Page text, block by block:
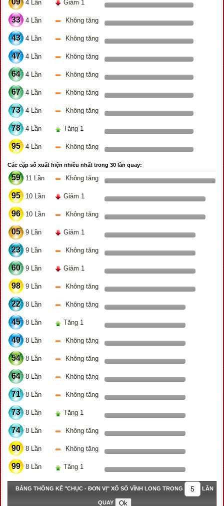
09 4 Lần Giảm 1
33 4 Lần Không tăng
43 4 Lần Không tăng
47 4 Lần Không tăng
64 4 Lần Không tăng
67 4 Lần Không tăng
73 4 Lần Không tăng
78 4 Lần Tăng 1
95 4 Lần Không tăng
Các cặp số xuất hiện nhiều nhất trong 30 lần quay:
59 11 Lần Không tăng
95 10 Lần Giảm 1
96 10 Lần Không tăng
05 9 Lần Giảm 1
23 9 Lần Không tăng
60 9 Lần Giảm 1
98 9 Lần Không tăng
22 8 Lần Không tăng
45 8 Lần Tăng 1
49 8 Lần Không tăng
54 8 Lần Không tăng
64 8 Lần Không tăng
71 8 Lần Không tăng
73 8 Lần Tăng 1
74 8 Lần Không tăng
90 8 Lần Không tăng
99 8 Lần Tăng 1
BẢNG THỐNG KÊ "CHỤC - ĐƠN VỊ" XỔ SỐ VĨNH LONG TRONG LẦN
QUAY